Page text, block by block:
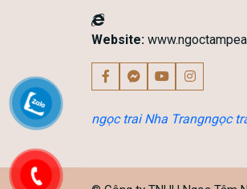
Website:
ngọc trai Nha Trangngọc